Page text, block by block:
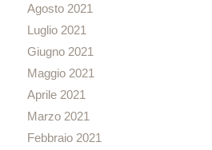
Agosto 2021
Luglio 2021
Giugno 2021
Maggio 2021
Aprile 2021
Marzo 2021
Febbraio 2021